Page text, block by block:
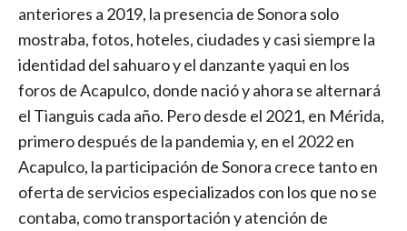
anteriores a 2019, la presencia de Sonora solo
mostraba, fotos, hoteles, ciudades y casi siempre la
identidad del sahuaro y el danzante yaqui en los
foros de Acapulco, donde nació y ahora se alternará
el Tianguis cada año. Pero desde el 2021, en Mérida,
primero después de la pandemia y, en el 2022 en
Acapulco, la participación de Sonora crece tanto en
oferta de servicios especializados con los que no se
contaba, como transportación y atención de